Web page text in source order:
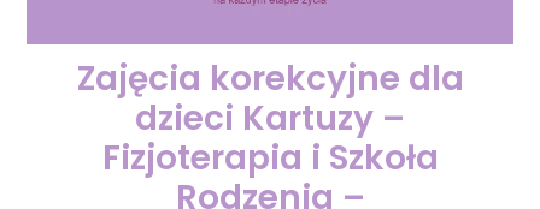
Zajęcia korekcyjne dla
dzieci Kartuzy –
Fizjoterapia i Szkoła
Rodzenia –